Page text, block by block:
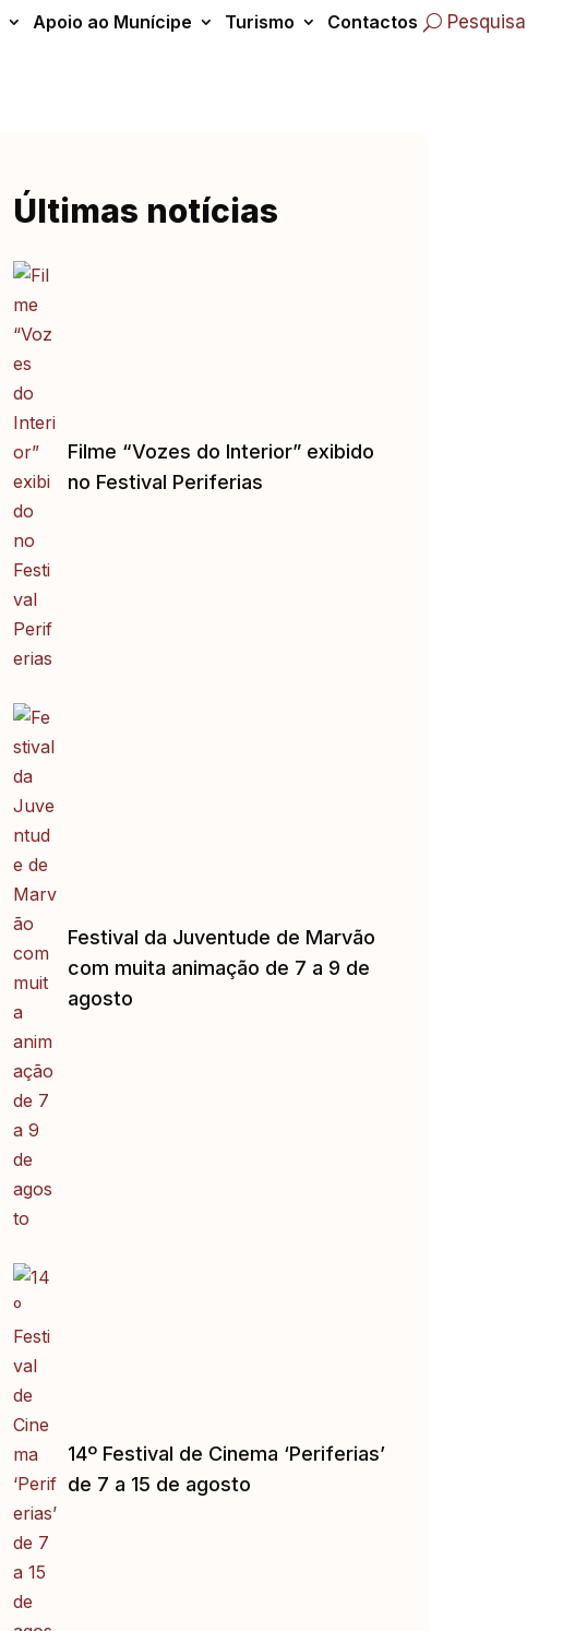
Apoio ao Munícipe Turismo Contactos Pesquisa
Últimas notícias
Filme “Vozes do Interior” exibido
no Festival Periferias
Festival da Juventude de Marvão
com muita animação de 7 a 9 de
agosto
14º Festival de Cinema ‘Periferias’
de 7 a 15 de agosto